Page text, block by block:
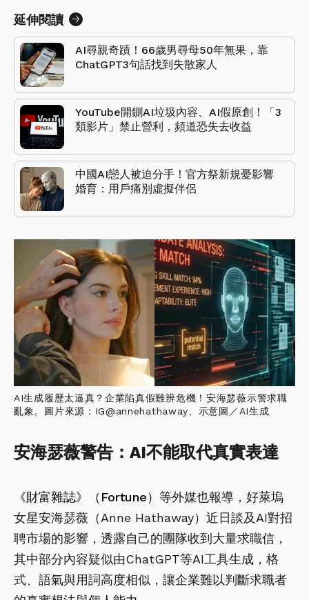
延伸閱讀
AI尋親奇蹟！66歲男尋母50年無果，靠
ChatGPT3句話找到失散家人
YouTube開鍘AI垃圾內容、AI假原創！「3
類影片」禁止營利，頻道恐失去收益
中國AI戀人被迫分手！官方祭新規憂影響
婚育：用戶痛別虛擬伴侶
AI生成履歷太逼真？企業陷真假難辨危機！安海瑟薇示警求職
亂象。圖片來源：IG@annehathaway、示意圖／AI生成
安海瑟薇警告：AI不能取代真實表達
《財富雜誌》（Fortune） 等外媒也報導，好萊塢
女星安海瑟薇（Anne Hathaway）近日談及AI對招
聘市場的影響，透露自己的團隊收到大量求職信，
其中部分內容疑似由ChatGPT等AI工具生成，格
式、語氣與用詞高度相似，讓企業難以判斷求職者